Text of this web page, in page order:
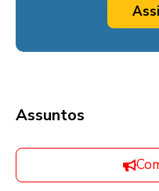
Assuntos